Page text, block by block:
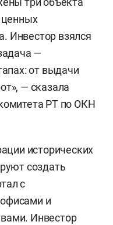
ценных
Инвестор взялся
—
от выдачи
— сказала
РТ по ОКН
исторических
создать
с
и
Инвестор